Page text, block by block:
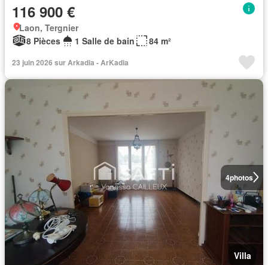
116 900 €
Laon, Tergnier
8 Pièces
1 Salle de bain 84 m²
23 juin 2026 sur Arkadia - ArKadia
4photos
Villa